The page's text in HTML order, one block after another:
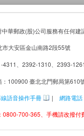
華郵政(股)公司服務有任何建
市大安區金山南路2段55號
4311、2392-1310、2393-
100900 臺北北門郵局第610
語音操作手冊 |
網路電話
0800-700-365、手機請改撥付